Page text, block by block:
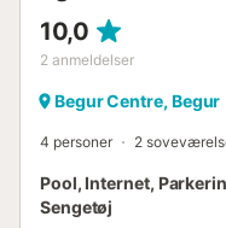
10,0
2 anmeldelser
Begur Centre, Begur
4 personer 2
Pool, Internet,
Sengetøj